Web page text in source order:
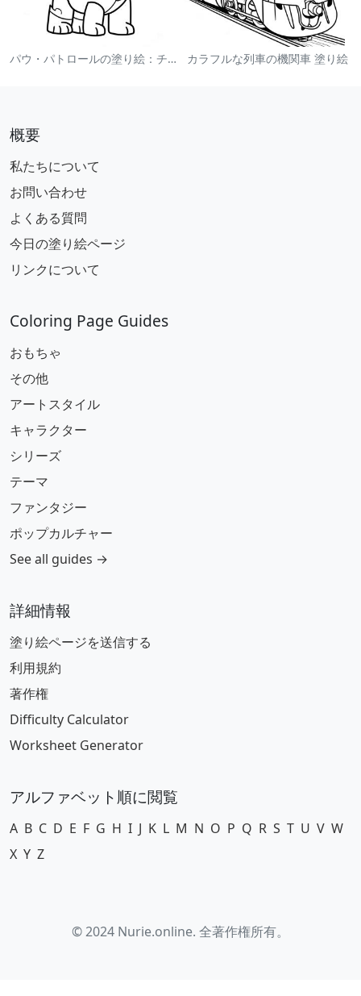
パウ・パトロールの塗り絵：チェイス カラフルな列車の機関車 塗り絵
概要
私たちについて
お問い合わせ
よくある質問
今日の塗り絵ページ
リンクについて
Coloring Page Guides
おもちゃ
その他
アートスタイル
キャラクター
シリーズ
テーマ
ファンタジー
ポップカルチャー
See all guides →
詳細情報
塗り絵ページを送信する
利用規約
著作権
Difficulty Calculator
Worksheet Generator
アルファベット順に閲覧
A B C D E F G H I J K L M N O P Q R S T U V W
X Y Z
© 2024 Nurie.online. 全著作権所有。